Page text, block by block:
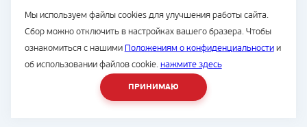
Мы используем файлы cookies для улучшения работы сайта.
Сбор можно отключить в настройках вашего бразера. Чтобы
ознакомиться с нашими Положениям о конфиденциальностии
об использовании файлов cookie. нажмите здесь
ПРИНИМАЮ